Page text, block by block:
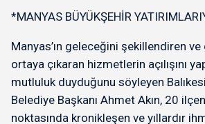
*MANYAS BÜYÜKŞEHİR
Manyas’ın geleceğini şekillendiren
ortaya çıkaran hizmetlerin açılışını
mutluluk duyduğunu söyleyen
Belediye Başkanı Ahmet Akın, 20
noktasında kronikleşen ve yıllardır